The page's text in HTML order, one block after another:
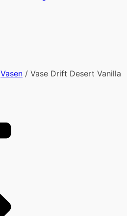
Vasen / Vase Drift Desert Vanilla